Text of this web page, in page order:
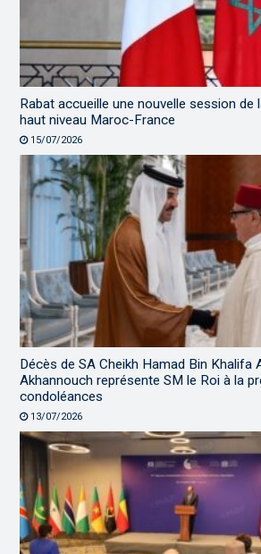
Rabat accueille une nouvelle session de
haut niveau Maroc-France
15/07/2026
Décès de SA Cheikh Hamad Bin Khalifa
Akhannouch représente SM le Roi à la
condoléances
13/07/2026